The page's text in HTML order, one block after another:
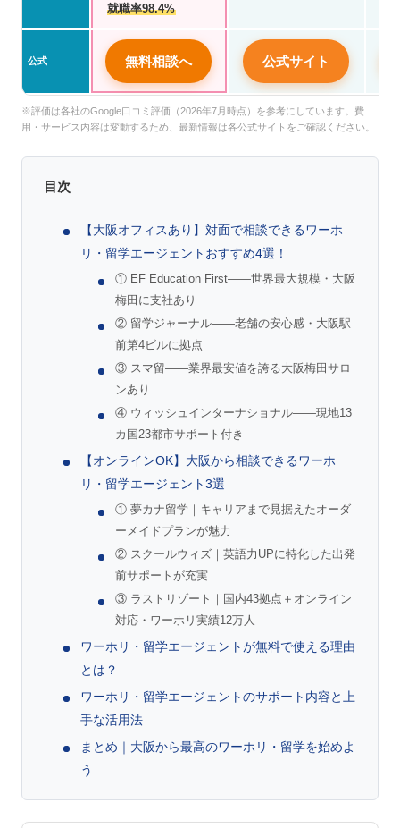
就職率98.4%
公式 無料相談へ 公式サイト
※評価は各社のGoogle口コミ評価（2026年7月時点）を参考にしています。費
用・サービス内容は変動するため、最新情報は各公式サイトをご確認ください。
目次
【大阪オフィスあり】対面で相談できるワーホ
リ・留学エージェントおすすめ4選！
① EF Education First——世界最大規模・大阪
梅田に支社あり
② 留学ジャーナル——老舗の安心感・大阪駅
前第4ビルに拠点
③ スマ留——業界最安値を誇る大阪梅田サロ
ンあり
④ ウィッシュインターナショナル——現地13
カ国23都市サポート付き
【オンラインOK】大阪から相談できるワーホ
リ・留学エージェント3選
① 夢カナ留学｜キャリアまで見据えたオーダ
ーメイドプランが魅力
② スクールウィズ｜英語力UPに特化した出発
前サポートが充実
③ ラストリゾート｜国内43拠点＋オンライン
対応・ワーホリ実績12万人
ワーホリ・留学エージェントが無料で使える理由
とは？
ワーホリ・留学エージェントのサポート内容と上
手な活用法
まとめ｜大阪から最高のワーホリ・留学を始めよ
う